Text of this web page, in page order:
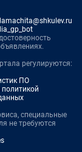
регулируются:
ПО
специальные
не требуются